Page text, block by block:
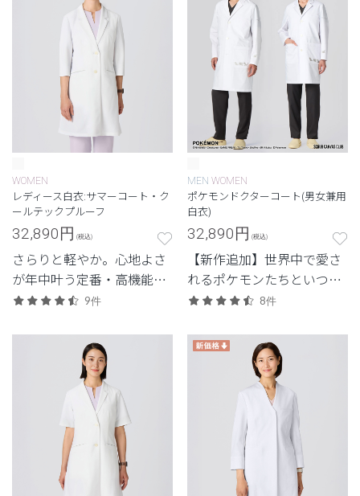
WOMEN
レディース白衣:サマーコート・ク
ールテックプルーフ
32,890円 (税込)
さらりと軽やか。心地よさ
が年中叶う定番・高機能シ
リーズ。
9件
MEN WOMEN
ポケモンドクターコート(男女兼用
白衣)
32,890円 (税込)
【新作追加】世界中で愛さ
れるポケモンたちといつも
一緒に。コレクション初の
8件